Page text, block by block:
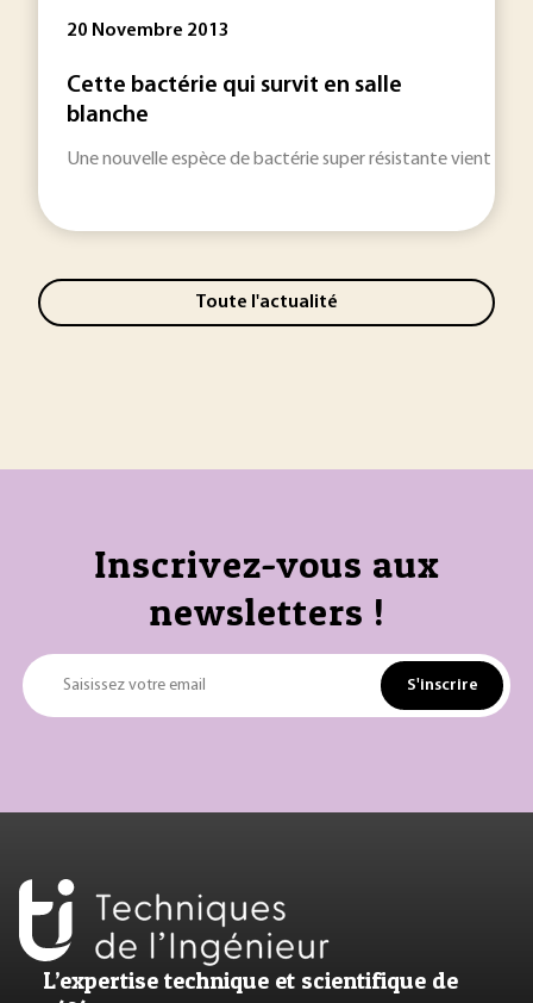
20 Novembre 2013
Cette bactérie qui survit en salle
blanche
Une nouvelle espèce de bactérie super résistante vient
Toute l'actualité
Inscrivez-vous aux
newsletters !
Saisissez votre email S'inscrire
L’expertise technique et scientifique de